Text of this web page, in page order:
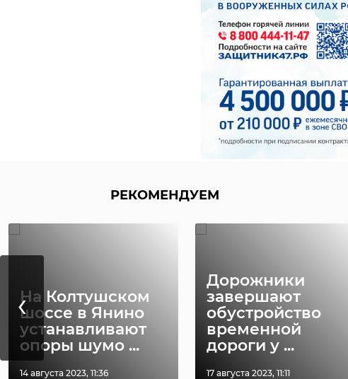
РЕКОМЕНДУЕМ
На Колтушском
шоссе в Янино
устанавливают
опоры шумо ...
14 августа 2023, 11:36
Дорожники
завершают
обустройство
временной
дороги у ...
17 августа 2023, 11:11
‹